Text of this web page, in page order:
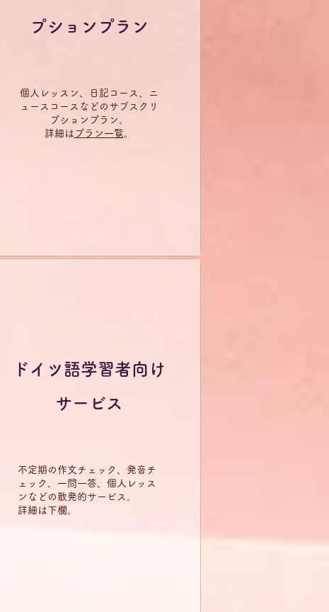
プションプラン
個人レッスン、日記コース、ニ
ュースコースなどのサブスクリ
プションプラン。
詳細は プラン一覧​。
ドイツ語学習者向け
サービス
​不定期の作文チェック、発音チ
ェック、一問一答、個人レッス
ンなどの散発的サービス。
​詳細は下欄。